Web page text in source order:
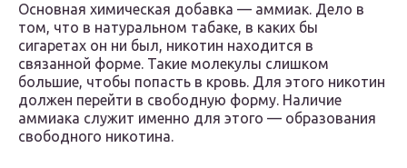
Основная химическая добавка — аммиак. Дело в
том, что в натуральном табаке, в каких бы
сигаретах он ни был, никотин находится в
связанной форме. Такие молекулы слишком
большие, чтобы попасть в кровь. Для этого никотин
должен перейти в свободную форму. Наличие
аммиака служит именно для этого — образования
свободного никотина.